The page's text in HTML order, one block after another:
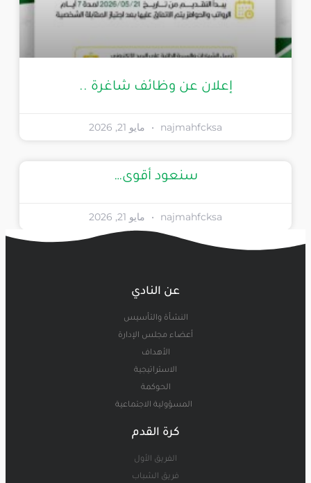
إعلان عن وظائف شاغرة ..
najmahfcksa مايو 21, 2026
سنعود أقوى…
najmahfcksa مايو 21, 2026
عن النادي
النشأة والتأسيس
أعضاء مجلس الإدارة
الأهداف
الاستراتيجية
الحوكمة
المسؤولية الاجتماعية
كرة القدم
الفريق الأول
فريق الشباب